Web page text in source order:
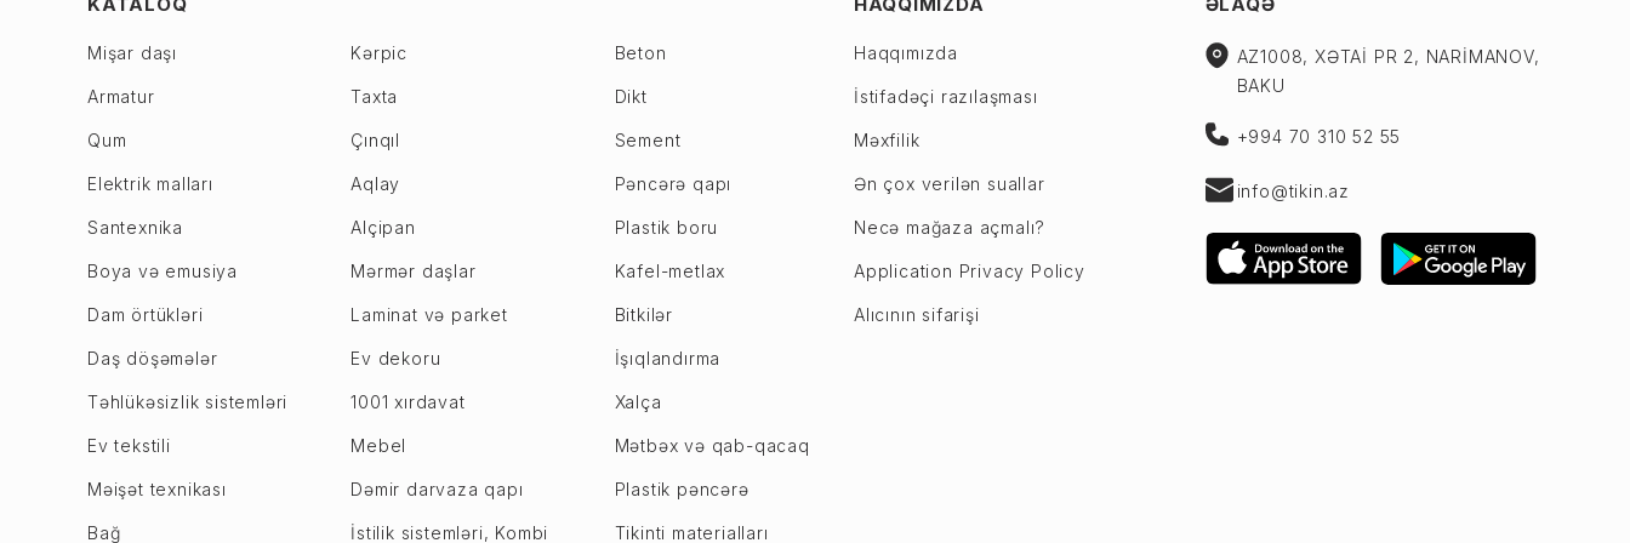
Gədəbəy
Göyçay
Göygöl
Xızı
Xocalı
Xocavənd
Ucar
7-ci mikrorayon
8-ci mikrorayon
Biləcəri
Xutor
M. Ə. Rəsulzadə
Sulutəpə
Xətai r.
Həzi Aslanov
Köhnə Günəşli
Mişar daşı Kərpic Beton
Armatur Taxta Dikt
Qum Çınqıl Sement
Elektrik malları Aqlay Pəncərə qapı
Santexnika Alçipan Plastik boru
Boya və emusiya Mərmər daşlar Kafel-metlax
Dam örtükləri Laminat və parket Bitkilər
Daş döşəmələr Ev dekoru İşıqlandırma
Təhlükəsizlik sistemləri 1001 xırdavat Xalça
Ev tekstili Mebel Mətbəx və qab-qacaq
Məişət texnikası Dəmir darvaza qapı Plastik pəncərə
Bağ İstilik sistemləri, Kombi Tikinti materialları
Haqqımızda
İstifadəçi razılaşması
Məxfilik
Ən çox verilən suallar
Necə mağaza açmalı?
Application Privacy Policy
Alıcının sifarişi
AZ1008, XƏTAİ PR 2, NARİMANOV,
BAKU
+994 70 310 52 55
info@tikin.az